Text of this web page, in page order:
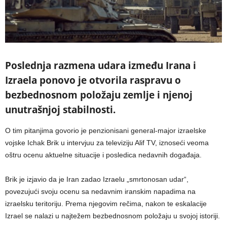
Poslednja razmena udara između Irana i
Izraela ponovo je otvorila raspravu o
bezbednosnom položaju zemlje i njenoj
unutrašnjoj stabilnosti.
O tim pitanjima govorio je penzionisani general-major izraelske
vojske Ichak Brik u intervjuu za televiziju Alif TV, iznoseći veoma
oštru ocenu aktuelne situacije i posledica nedavnih događaja.
Brik je izjavio da je Iran zadao Izraelu „smrtonosan udar“,
povezujući svoju ocenu sa nedavnim iranskim napadima na
izraelsku teritoriju. Prema njegovim rečima, nakon te eskalacije
Izrael se nalazi u najtežem bezbednosnom položaju u svojoj istoriji.